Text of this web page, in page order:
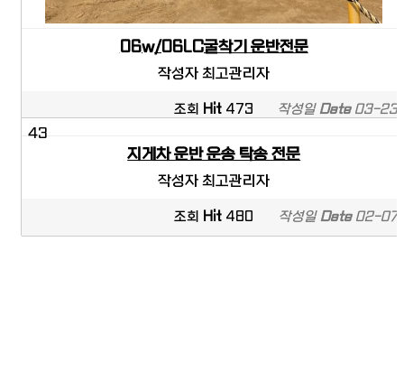
06w/06LC굴착기 운반전문
작성자최고관리자
조회 Hit 473 작성일Date03-23
43
지게차 운반 운송 탁송 전문
작성자최고관리자
조회 Hit 480 작성일Date02-07